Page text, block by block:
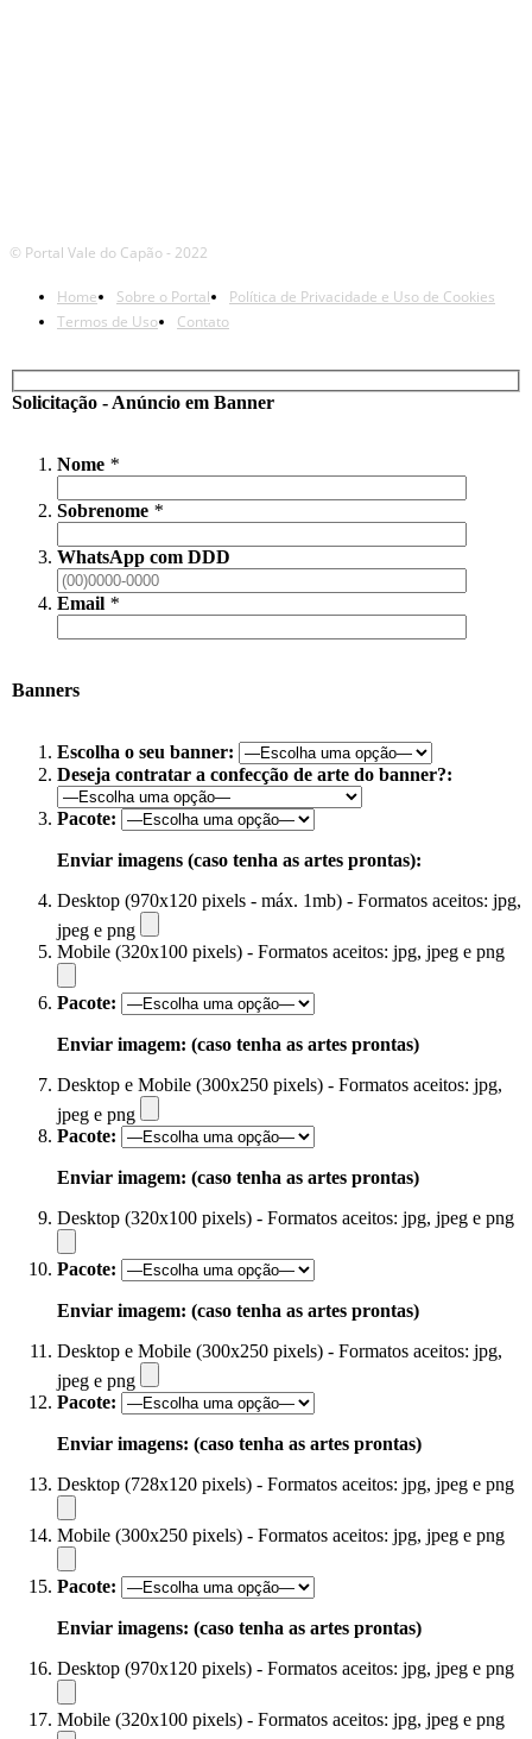
© Portal Vale do Capão - 2022
Home Sobre o Portal
Política de Privacidade e Uso de Cookies
Termos de Uso
Contato
Solicitação - Anúncio em Banner
Nome *
Sobrenome *
WhatsApp com DDD
Email *
Banners
Escolha o seu banner:
Deseja contratar a confecção de arte do banner?:
Pacote:
Enviar imagens (caso tenha as artes prontas):
Desktop (970x120 pixels - máx. 1mb) - Formatos aceitos: jpg,
jpeg e png
Mobile (320x100 pixels) - Formatos aceitos: jpg, jpeg e png
Pacote:
Enviar imagem: (caso tenha as artes prontas)
Desktop e Mobile (300x250 pixels) - Formatos aceitos: jpg,
jpeg e png
Pacote:
Enviar imagem: (caso tenha as artes prontas)
Desktop (320x100 pixels) - Formatos aceitos: jpg, jpeg e png
Pacote:
Enviar imagem: (caso tenha as artes prontas)
Desktop e Mobile (300x250 pixels) - Formatos aceitos: jpg,
jpeg e png
Pacote:
Enviar imagens: (caso tenha as artes prontas)
Desktop (728x120 pixels) - Formatos aceitos: jpg, jpeg e png
Mobile (300x250 pixels) - Formatos aceitos: jpg, jpeg e png
Pacote:
Enviar imagens: (caso tenha as artes prontas)
Desktop (970x120 pixels) - Formatos aceitos: jpg, jpeg e png
Mobile (320x100 pixels) - Formatos aceitos: jpg, jpeg e png